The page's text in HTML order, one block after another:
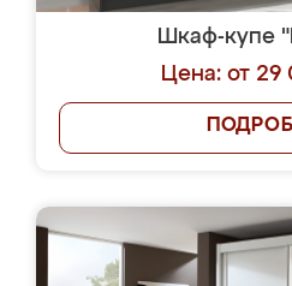
Шкаф-купе
Цена: от 29